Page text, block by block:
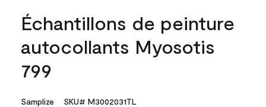
Échantillons de peinture
autocollants Myosotis
799
Samplize SKU# M3002031TL